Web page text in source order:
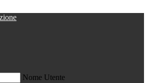
Nome Utente